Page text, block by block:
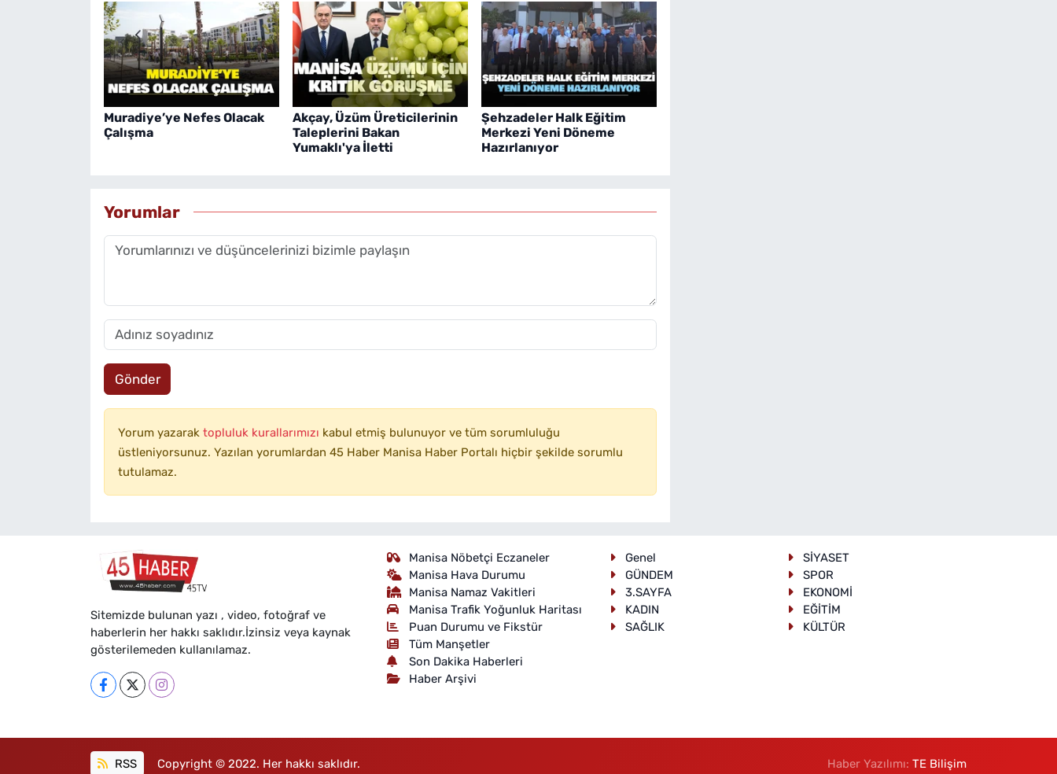
Muradiye’ye Nefes Olacak
Çalışma
Akçay, Üzüm Üreticilerinin
Taleplerini Bakan
Yumaklı'ya İletti
Şehzadeler Halk Eğitim
Merkezi Yeni Döneme
Hazırlanıyor
Yorumlar
Gönder
Yorum yazarak topluluk kurallarımızı kabul etmiş bulunuyor ve tüm sorumluluğu
üstleniyorsunuz. Yazılan yorumlardan 45 Haber Manisa Haber Portalı hiçbir şekilde sorumlu
tutulamaz.
Sitemizde bulunan yazı , video, fotoğraf ve
haberlerin her hakkı saklıdır.İzinsiz veya kaynak
gösterilemeden kullanılamaz.
Manisa Nöbetçi Eczaneler
Manisa Hava Durumu
Manisa Namaz Vakitleri
Manisa Trafik Yoğunluk Haritası
Puan Durumu ve Fikstür
Tüm Manşetler
Son Dakika Haberleri
Haber Arşivi
Genel
SİYASET
GÜNDEM
SPOR
3.SAYFA
EKONOMİ
KADIN
EĞİTİM
SAĞLIK
KÜLTÜR
RSS Copyright © 2022. Her hakkı saklıdır. Haber Yazılımı:TE Bilişim